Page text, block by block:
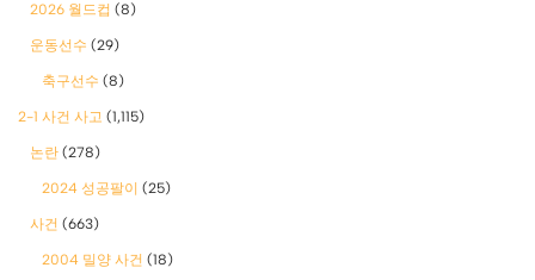
2026 월드컵 (8)
운동선수 (29)
축구선수 (8)
2-1 사건 사고 (1,115)
논란 (278)
2024 성공팔이 (25)
사건 (663)
2004 밀양 사건 (18)